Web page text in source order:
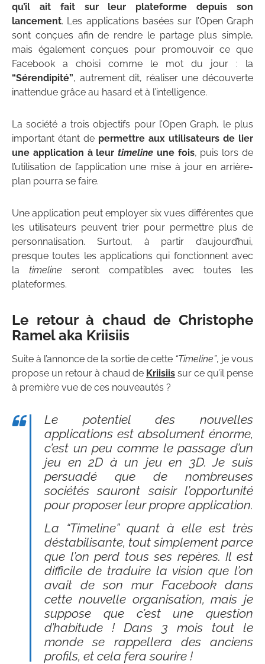
qu’il ait fait sur leur plateforme depuis son
lancement. Les applications basées sur l’Open Graph
sont conçues afin de rendre le partage plus simple,
mais également conçues pour promouvoir ce que
Facebook a choisi comme le mot du jour : la
“Sérendipité”, autrement dit, réaliser une découverte
inattendue grâce au hasard et à l’intelligence.
La société a trois objectifs pour l’Open Graph, le plus
important étant de permettre aux utilisateurs de lier
une application à leurtimeline une fois, puis lors de
l’utilisation de l’application une mise à jour en arrière-
plan pourra se faire.
Une application peut employer six vues différentes que
les utilisateurs peuvent trier pour permettre plus de
personnalisation. Surtout, à partir d’aujourd’hui,
presque toutes les applications qui fonctionnent avec
la timeline seront compatibles avec toutes les
plateformes.
Le retour à chaud de Christophe
Ramel aka Kriisiis
Suite à l’annonce de la sortie de cette “Timeline”, je vous
propose un retour à chaud de Kriisiis sur ce qu’il pense
à première vue de ces nouveautés ?
Le potentiel des nouvelles
applications est absolument énorme,
c’est un peu comme le passage d’un
jeu en 2D à un jeu en 3D. Je suis
persuadé que de nombreuses
sociétés sauront saisir l’opportunité
pour proposer leur propre application.
La “Timeline” quant à elle est très
déstabilisante, tout simplement parce
que l’on perd tous ses repères. Il est
difficile de traduire la vision que l’on
avait de son mur Facebook dans
cette nouvelle organisation, mais je
suppose que c’est une question
d’habitude ! Dans 3 mois tout le
monde se rappellera des anciens
profils, et cela fera sourire !